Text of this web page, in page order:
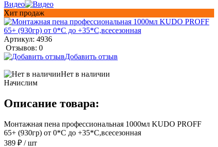
Видео
Хит продаж
Артикул: 4936
Отзывов: 0
Добавить отзыв
Нет в наличии
Начислим
Описание товара:
Монтажная пена профессиональная 1000мл KUDO PROFF
65+ (930гр) от 0*С до +35*С,всесезонная
389 ₽ / шт